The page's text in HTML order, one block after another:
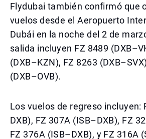
Flydubai también confirmó que
vuelos desde el Aeropuerto
Dubái en la noche del 2 de
salida incluyen FZ 8489
(DXB–KZN), FZ 8263
(DXB–OVB).
Los vuelos de regreso incluyen:
DXB), FZ 307A (ISB–DXB), FZ
FZ 376A (ISB–DXB), y FZ 316A